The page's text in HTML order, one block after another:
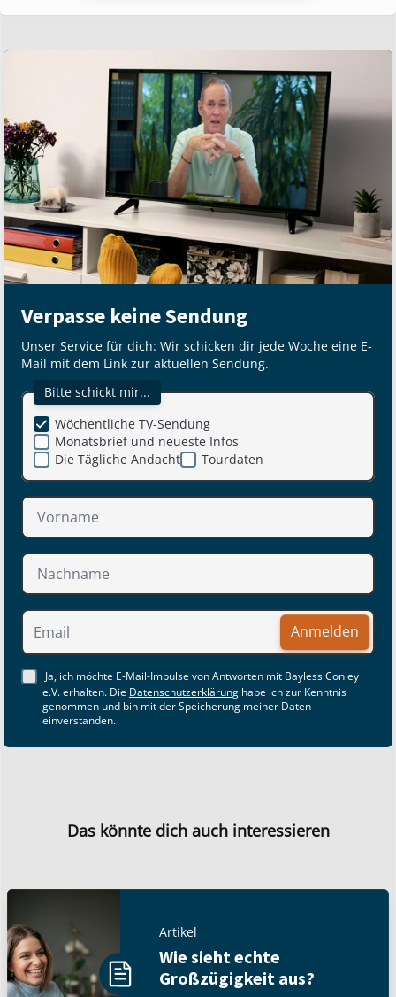
Verpasse keine Sendung
Unser Service für dich: Wir schicken dir jede Woche eine E-
Mail mit dem Link zur aktuellen Sendung.
Bitte schickt mir...
Monatsbrief und neueste Infos
Die Tägliche Andacht
Wöchentliche TV-Sendung
Tourdaten
Anmelden
Ja, ich möchte E-Mail-Impulse von Antworten mit Bayless Conley
e.V. erhalten. Die Datenschutzerklärung habe ich zur Kenntnis
genommen und bin mit der Speicherung meiner Daten
einverstanden.
Das könnte dich auch interessieren
Artikel
Wie sieht echte
Großzügigkeit aus?